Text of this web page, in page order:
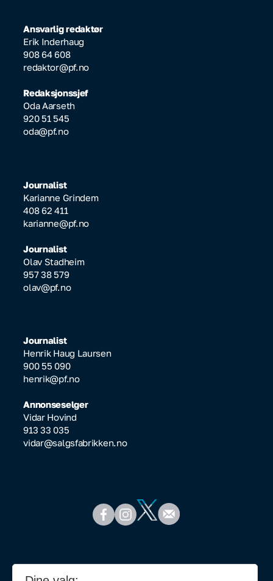
Ansvarlig redaktør
Erik Inderhaug
908 64 608
redaktor@pf.no
Redaksjonssjef
Oda Aarseth
920 51 545
oda@pf.no
Journalist
Karianne Grindem
408 62 411
karianne@pf.no
Journalist
Olav Stadheim
957 38 579
olav@pf.no
Journalist
Henrik Haug Laursen
900 55 090
henrik@pf.no
Annonseselger
Vidar Hovind
913 33 035
vidar@salgsfabrikken.no